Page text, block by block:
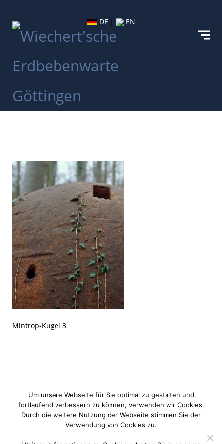
DE | EN
Mintrop-Kugel 3
Um unsere Webseite für Sie optimal zu gestalten und
fortlaufend verbessern zu können, verwenden wir Cookies.
Durch die weitere Nutzung der Webseite stimmen Sie der
Verwendung von Cookies zu.